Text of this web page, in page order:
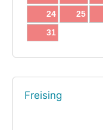
24
25
31
Freising